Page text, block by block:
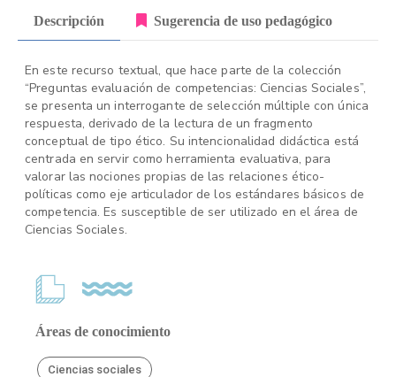
Descripción Sugerencia de uso pedagógico
En este recurso textual, que hace parte de la colección
“Preguntas evaluación de competencias: Ciencias Sociales”,
se presenta un interrogante de selección múltiple con única
respuesta, derivado de la lectura de un fragmento
conceptual de tipo ético. Su intencionalidad didáctica está
centrada en servir como herramienta evaluativa, para
valorar las nociones propias de las relaciones ético-
políticas como eje articulador de los estándares básicos de
competencia. Es susceptible de ser utilizado en el área de
Ciencias Sociales.
Áreas de conocimiento
Ciencias sociales